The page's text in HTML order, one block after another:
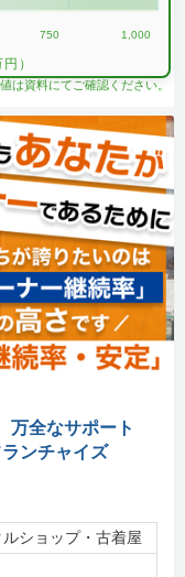
750 1,000
）
は資料にてご確認ください。
万全なサポート
ンチャイズ
ショップ・古着屋